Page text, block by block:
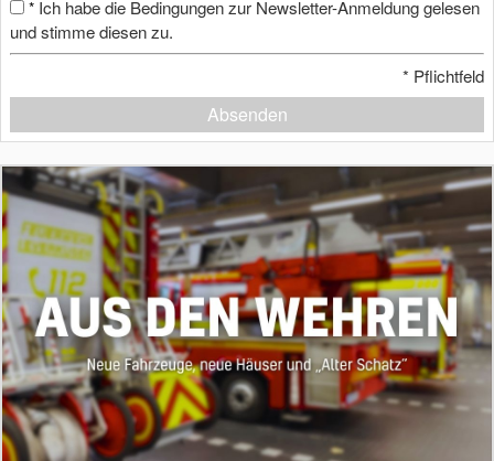
* Ich habe die Bedingungen zur Newsletter-Anmeldung gelesen
und stimme diesen zu.
* Pflichtfeld
Absenden